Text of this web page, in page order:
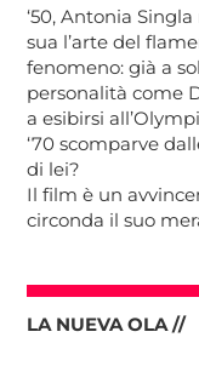
‘50, Antonia
sua l’arte del
fenomeno: già a
personalità come
a esibirsi
‘70 scomparve
di lei?
Il film è un
circonda il suo
LA NUEVA OLA //